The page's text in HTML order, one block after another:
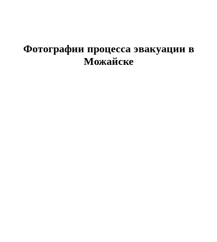
Фотографии процесса эвакуации в
Можайске